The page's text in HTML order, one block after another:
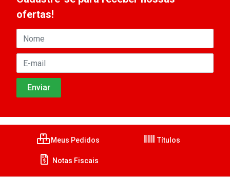
ofertas!
Meus Pedidos Títulos
Notas Fiscais